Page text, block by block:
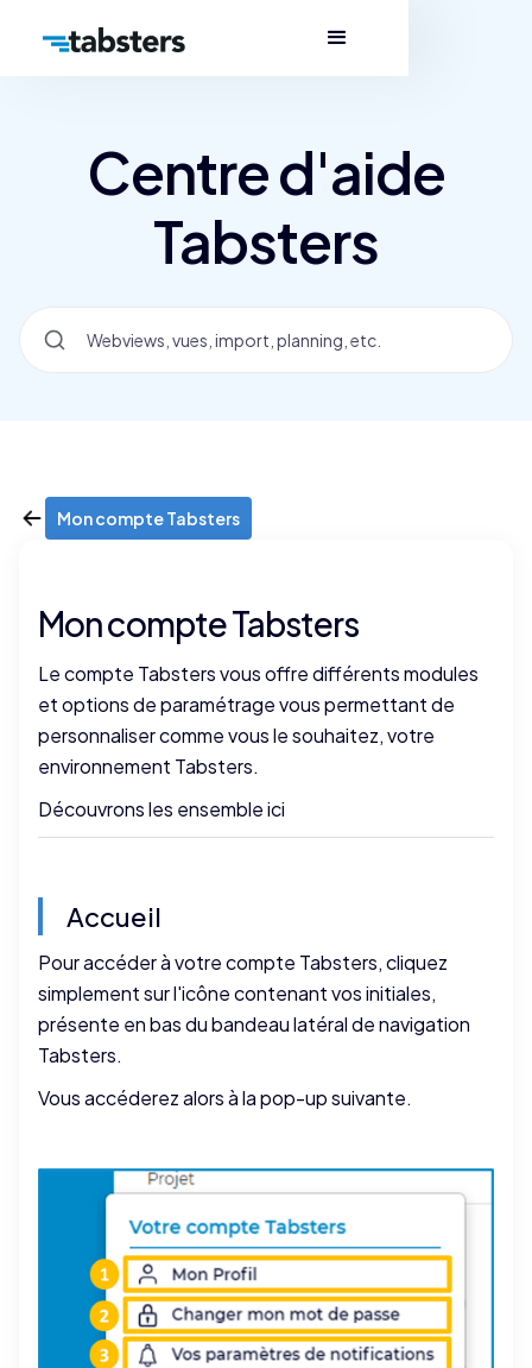
Centre d'aide
Tabsters
Mon compte Tabsters
Mon compte Tabsters
Le compte Tabsters vous offre différents modules
et options de paramétrage vous permettant de
personnaliser comme vous le souhaitez, votre
environnement Tabsters.
Découvrons les ensemble ici
Accueil
Pour accéder à votre compte Tabsters, cliquez
simplement sur l'icône contenant vos initiales,
présente en bas du bandeau latéral de navigation
Tabsters.
Vous accéderez alors à la pop-up suivante.